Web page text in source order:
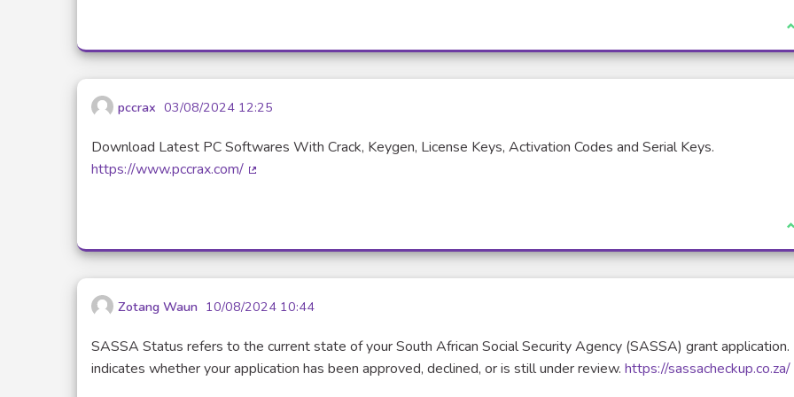
pccrax 03/08/2024 12:25
Download Latest PC Softwares With Crack, Keygen, License Keys, Activation Codes and Serial Keys.
https://www.pccrax.com/
Zotang Waun 10/08/2024 10:44
SASSA Status refers to the current state of your South African Social Security Agency (SASSA) grant application.
indicates whether your application has been approved, declined, or is still under review. https://sassacheckup.co.za/